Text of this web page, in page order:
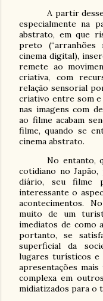
A partir
especialmente na
abstrato, em que
preto (“arranhões
cinema digital),
remete ao
criativa, com
relação sensorial
criativo entre som e
nas imagens com
ao filme acabam
filme, quando se
cinema abstrato.
No entanto,
cotidiano no
diário, seu filme
interessante o
acontecimentos.
muito de um
imediatos de como
portanto, se
superficial da
lugares turísticos e
apresentações
complexa em
midiatizados para o